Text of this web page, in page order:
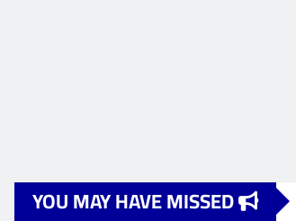
YOU MAY HAVE MISSED